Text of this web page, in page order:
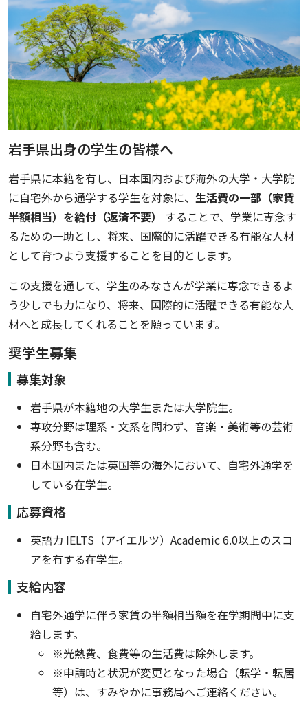
岩手県出身の学生の皆様へ
岩手県に本籍を有し、日本国内および海外の大学・大学院
に自宅外から通学する学生を対象に、 生活費の一部（家賃
半額相当）を給付（返済不要）
することで、学業に専念す
るための一助とし、将来、国際的に活躍できる有能な人材
として育つよう支援することを目的とします。
この支援を通して、学生のみなさんが学業に専念できるよ
う少しでも力になり、将来、国際的に活躍できる有能な人
材へと成長してくれることを願っています。
奨学生募集
募集対象
岩手県が本籍地の大学生または大学院生。
専攻分野は理系・文系を問わず、音楽・美術等の芸術
系分野も含む。
日本国内または英国等の海外において、自宅外通学を
している在学生。
応募資格
英語力 IELTS（アイエルツ）Academic 6.0以上のスコ
アを有する在学生。
支給内容
自宅外通学に伴う家賃の半額相当額を在学期間中に支
給します。
※光熱費、食費等の生活費は除外します。
※申請時と状況が変更となった場合（転学・転居
等）は、すみやかに事務局へご連絡ください。